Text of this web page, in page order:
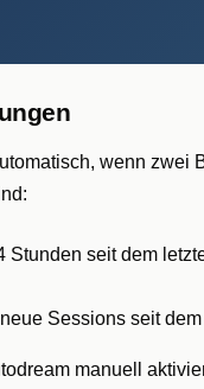
wenn zwei
Stunden seit dem
Sessions seit
manuell